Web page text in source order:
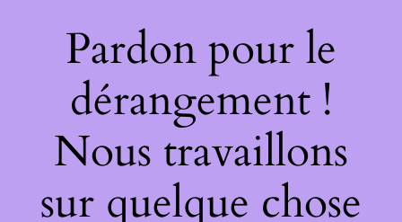
Pardon pour le
dérangement !
Nous travaillons
sur quelque chose